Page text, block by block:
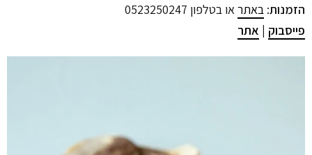
הזמנות: באתראו בטלפון 0523250247
פייסבוק | אתר